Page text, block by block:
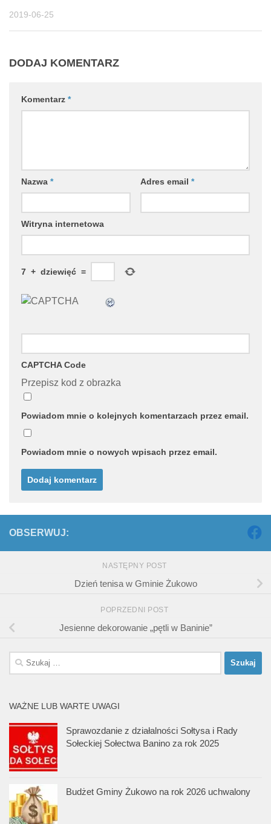
2019-06-25
DODAJ KOMENTARZ
Komentarz *
Nazwa * Adres email *
Witryna internetowa
7 + dziewięć =
CAPTCHA Code
Przepisz kod z obrazka
Powiadom mnie o kolejnych komentarzach przez email.
Powiadom mnie o nowych wpisach przez email.
OBSERWUJ:
NASTĘPNY POST
Dzień tenisa w Gminie Żukowo
POPRZEDNI POST
Jesienne dekorowanie „pętli w Baninie”
Szukaj:
WAŻNE LUB WARTE UWAGI
Sprawozdanie z działalności Sołtysa i Rady
Sołeckiej Sołectwa Banino za rok 2025
Budżet Gminy Żukowo na rok 2026 uchwalony